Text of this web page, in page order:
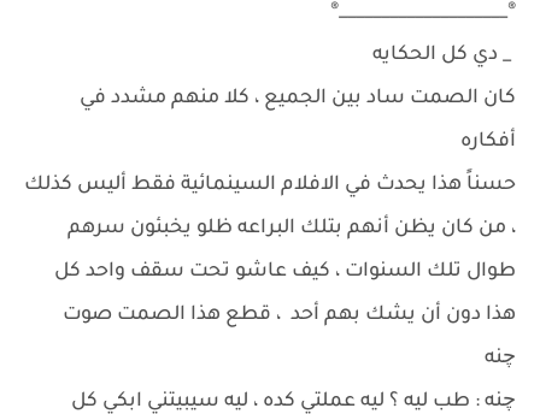
®____________________®
_ دي كل الحكايه
كان الصمت ساد بين الجميع ، كلا منهم مشدد في
أفكاره
حسناً هذا يحدث في الافلام السينمائية فقط أليس كذلك
، من كان يظن أنهم بتلك البراعه ظلو يخبئون سرهم
طوال تلك السنوات ، كيف عاشو تحت سقف واحد كل
هذا دون أن يشك بهم أحد ، قطع هذا الصمت صوت
چنه
چنه : طب ليه ؟ ليه عملتي كده ، ليه سيبيتني ابكي كل